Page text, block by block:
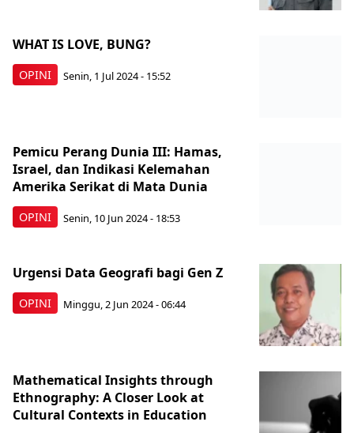
OPINI
WHAT IS LOVE, BUNG?
Senin, 1 Jul 2024 - 15:52
OPINI
Pemicu Perang Dunia III: Hamas,
Israel, dan Indikasi Kelemahan
Amerika Serikat di Mata Dunia
Senin, 10 Jun 2024 - 18:53
OPINI
Urgensi Data Geografi bagi Gen Z
Minggu, 2 Jun 2024 - 06:44
Mathematical Insights through
Ethnography: A Closer Look at
Cultural Contexts in Education